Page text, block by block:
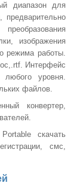
диапазон для
предварительно
изображения
режима работы.
Интерфейс
любого уровня.
файлов.
конвертер,
скачать
смс,